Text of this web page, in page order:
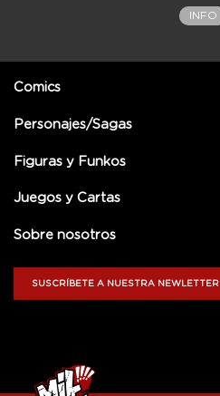
INFO
Comics
Personajes/Sagas
Figuras y Funkos
Juegos y Cartas
Sobre nosotros
SUSCRÍBETE A NUESTRA NEWLETTER